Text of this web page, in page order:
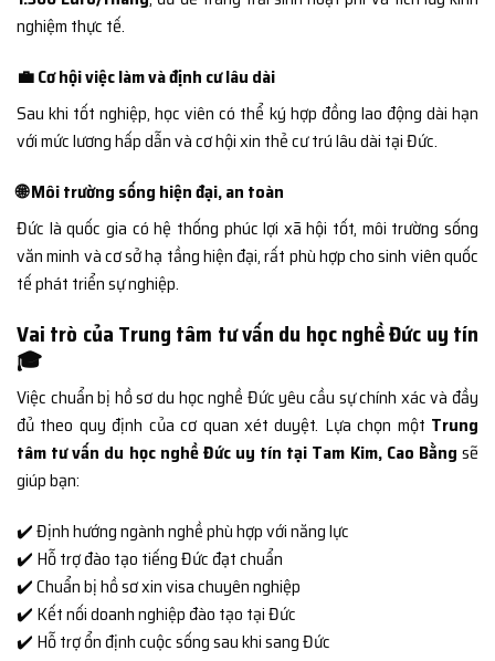
nghiệm thực tế.
💼 Cơ hội việc làm và định cư lâu dài
Sau khi tốt nghiệp, học viên có thể ký hợp đồng lao động dài hạn
với mức lương hấp dẫn và cơ hội xin thẻ cư trú lâu dài tại Đức.
🌐 Môi trường sống hiện đại, an toàn
Đức là quốc gia có hệ thống phúc lợi xã hội tốt, môi trường sống
văn minh và cơ sở hạ tầng hiện đại, rất phù hợp cho sinh viên quốc
tế phát triển sự nghiệp.
Vai trò của Trung tâm tư vấn du học nghề Đức uy tín
🎓
Việc chuẩn bị hồ sơ du học nghề Đức yêu cầu sự chính xác và đầy
đủ theo quy định của cơ quan xét duyệt. Lựa chọn một Trung
tâm tư vấn du học nghề Đức uy tín tại Tam Kim, Cao Bằng sẽ
giúp bạn:
✔️ Định hướng ngành nghề phù hợp với năng lực
✔️ Hỗ trợ đào tạo tiếng Đức đạt chuẩn
✔️ Chuẩn bị hồ sơ xin visa chuyên nghiệp
✔️ Kết nối doanh nghiệp đào tạo tại Đức
✔️ Hỗ trợ ổn định cuộc sống sau khi sang Đức